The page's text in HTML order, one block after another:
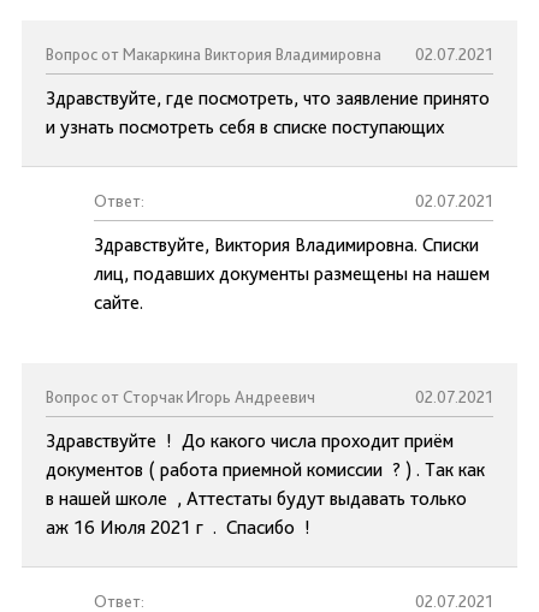
Вопрос от Макаркина Виктория Владимировна 02.07.2021
Здравствуйте, где посмотреть, что заявление принято
и узнать посмотреть себя в списке поступающих
Ответ: 02.07.2021
Здравствуйте, Виктория Владимировна. Списки
лиц, подавших документы размещены на нашем
сайте.
Вопрос от Сторчак Игорь Андреевич 02.07.2021
Здравствуйте ! До какого числа проходит приём
документов ( работа приемной комиссии ? ) . Так как
в нашей школе , Аттестаты будут выдавать только
аж 16 Июля 2021 г . Спасибо !
Ответ: 02.07.2021